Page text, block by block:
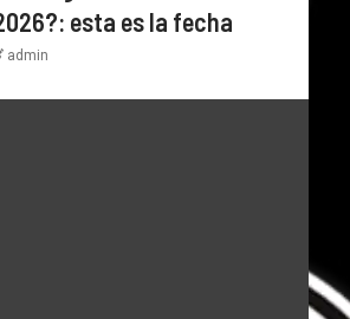
esta es la fecha
admin